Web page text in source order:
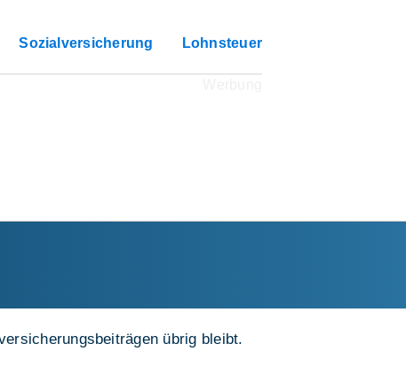
Sozialversicherung Lohnsteuer
übrig bleibt.